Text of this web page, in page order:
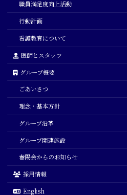
職員満足度向上活動
行動計画
看護教育について
医師とスタッフ
グループ概要
ごあいさつ
理念・基本方針
グループ沿革
グループ関連施設
春陽会からのお知らせ
採用情報
English